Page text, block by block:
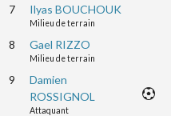
7 Ilyas BOUCHOUK
Milieu de terrain
8 Gael RIZZO
Milieu de terrain
9
Damien
ROSSIGNOL
Attaquant